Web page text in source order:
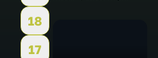
18
17